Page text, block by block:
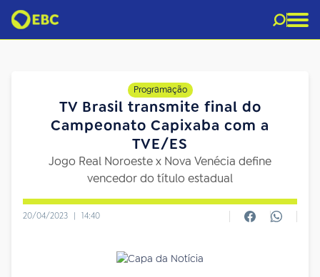
Programação
TV Brasil transmite final do
Campeonato Capixaba com a
TVE/ES
Jogo Real Noroeste x Nova Venécia define
vencedor do título estadual
20/04/2023 | 14:40